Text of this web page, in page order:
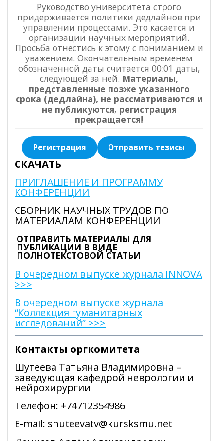
Руководство университета строго
придерживается политики дедлайнов при
управлении процессами. Это касается и
организации научных мероприятий.
Просьба отнестись к этому с пониманием и
уважением. Окончательным временем
обозначенной даты считается 00:01 даты,
следующей за ней. Материалы,
представленные позже указанного
срока (дедлайна), не рассматриваются и
не публикуются, регистрация
прекращается!
Регистрация Отправить тезисы
СКАЧАТЬ
ПРИГЛАШЕНИЕ И ПРОГРАММУ
КОНФЕРЕНЦИИ
СБОРНИК НАУЧНЫХ ТРУДОВ ПО
МАТЕРИАЛАМ КОНФЕРЕНЦИИ
ОТПРАВИТЬ МАТЕРИАЛЫ ДЛЯ
ПУБЛИКАЦИИ В ВИДЕ
ПОЛНОТЕКСТОВОЙ СТАТЬИ
В очередном выпуске журнала INNOVA
>>>
В очередном выпуске журнала
“Коллекция гуманитарных
исследований” >>>
Контакты оргкомитета
Шутеева Татьяна Владимировна –
заведующая кафедрой неврологии и
нейрохирургии
Телефон: +74712354986
E-mail: shuteevatv@kursksmu.net